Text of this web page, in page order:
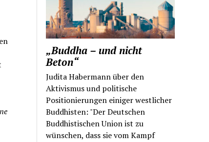
„Buddha – und nicht
Beton“
Judita Habermann über den
Aktivismus und politische
Positionierungen einiger westlicher
Buddhisten: "Der Deutschen
Buddhistischen Union ist zu
wünschen, dass sie vom Kampf